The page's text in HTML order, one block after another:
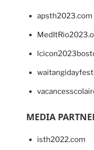
apsth2023.com
MEDIA
isth2022.com